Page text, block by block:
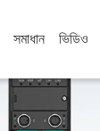
সমাধান ভিডিও